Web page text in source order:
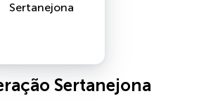
Sertanejona